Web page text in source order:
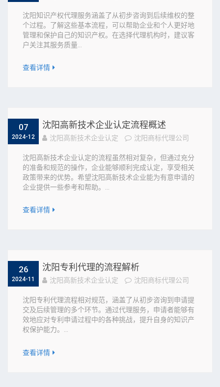
沈阳知识产权代理服务涵盖了从初步咨询到后续维权的整
个过程。了解这些基本流程，可以帮助企业和个人更好地
管理和保护自己的知识产权。在选择代理机构时，建议客
户关注其服务质量...
查看详情
07
2024-12
沈阳高新技术企业认定流程概述
沈阳高新技术企业认定 沈阳商标代理公司
沈阳高新技术企业认定的流程虽然相对复杂，但通过充分
的准备和规范的操作，企业能够顺利完成认定，享受相关
政策带来的优势。希望沈阳高新技术企业能为有意申请的
企业提供一些参考和帮助。...
查看详情
26
2024-11
沈阳专利代理的流程解析
沈阳高新技术企业认定 沈阳商标代理公司
沈阳专利代理流程相对规范，涵盖了从初步咨询到申请提
交及后续管理的多个环节。通过代理服务，申请者能够有
效地应对专利申请过程中的各种挑战，提升自身的知识产
权保护能力。...
查看详情